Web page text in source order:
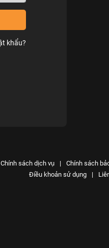
khẩu?
Chính sách dịch vụ | Chính sách
Điều khoản sử dụng
|